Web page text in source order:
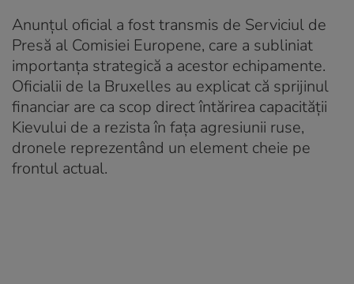
Anunțul oficial a fost transmis de Serviciul de
Presă al Comisiei Europene, care a subliniat
importanța strategică a acestor echipamente.
Oficialii de la Bruxelles au explicat că sprijinul
financiar are ca scop direct întărirea capacității
Kievului de a rezista în fața agresiunii ruse,
dronele reprezentând un element cheie pe
frontul actual.